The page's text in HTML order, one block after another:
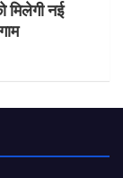
मिलेगी नई